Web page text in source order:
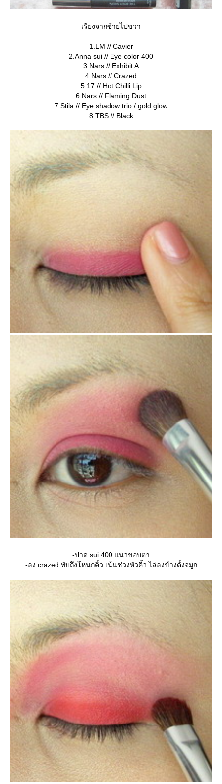
เรียงจากซ้ายไปขวา
1.LM // Cavier
2.Anna sui // Eye color 400
3.Nars // Exhibit A
4.Nars // Crazed
5.17 // Hot Chilli Lip
6.Nars // Flaming Dust
7.Stila // Eye shadow trio / gold glow
8.TBS // Black
-ปาด sui 400 แนวขอบตา
-ลง crazed ทับถึงโหนกคิ้ว เน้นช่วงหัวคิ้ว ไล่ลงข้างดั้งจมูก